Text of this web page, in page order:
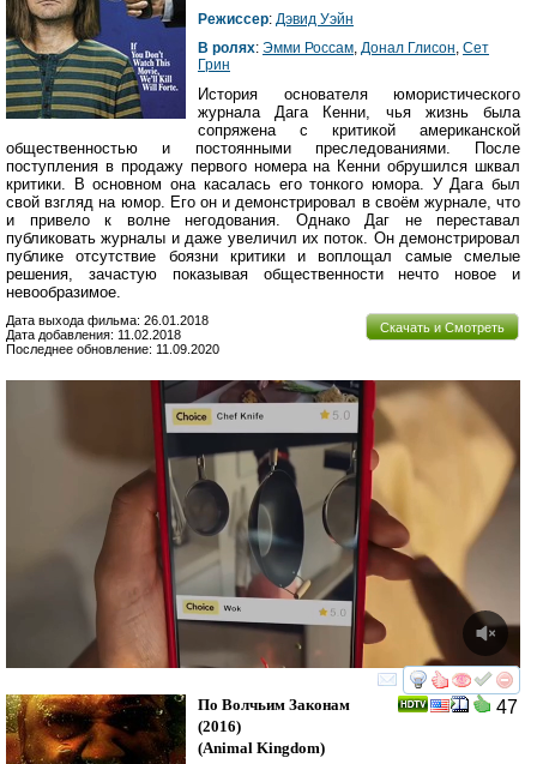
Режиссер: Дэвид Уэйн
В ролях: Эмми Россам Донал Глисон Сет
Грин
История основателя юмористического
журнала Дага Кенни, чья жизнь была
сопряжена с критикой американской
общественностью и постоянными преследованиями. После
поступления в продажу первого номера на Кенни обрушился шквал
критики. В основном она касалась его тонкого юмора. У Дага был
свой взгляд на юмор. Его он и демонстрировал в своём журнале, что
и привело к волне негодования. Однако Даг не переставал
публиковать журналы и даже увеличил их поток. Он демонстрировал
публике отсутствие боязни критики и воплощал самые смелые
решения, зачастую показывая общественности нечто новое и
невообразимое.
Скачать и Смотреть
Дата выхода фильма: 26.01.2018
Дата добавления: 11.02.2018
Последнее обновление: 11.09.2020
смотреть
47
По Волчьим Законам
(2016)
(Animal Kingdom)